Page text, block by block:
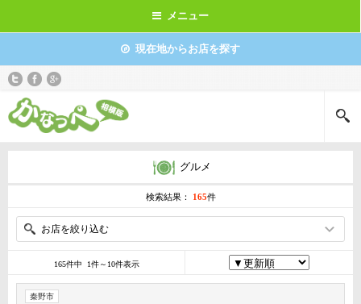
メニュー
現在地からお店を探す
グルメ
検索結果： 165件
お店を絞り込む
165件中 1件～10件表示
秦野市